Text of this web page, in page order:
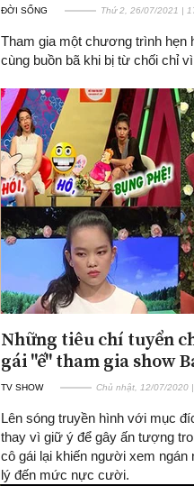
ĐỜI SỐNG Thứ 2, 26/07/2021 |
Tham gia một chương trình hẹn
cùng buồn bã khi bị từ chối chỉ vì
Những tiêu chí tuyển
gái "ế" tham gia show
TV SHOW Chủ nhật, 12/07/2020
Lên sóng truyền hình với mục
thay vì giữ ý để gây ấn tượng
cô gái lại khiến người xem
lý đến mức nực cười.